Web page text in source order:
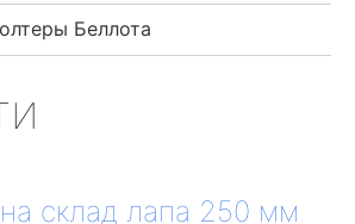
Беллота
склад лапа 250 мм